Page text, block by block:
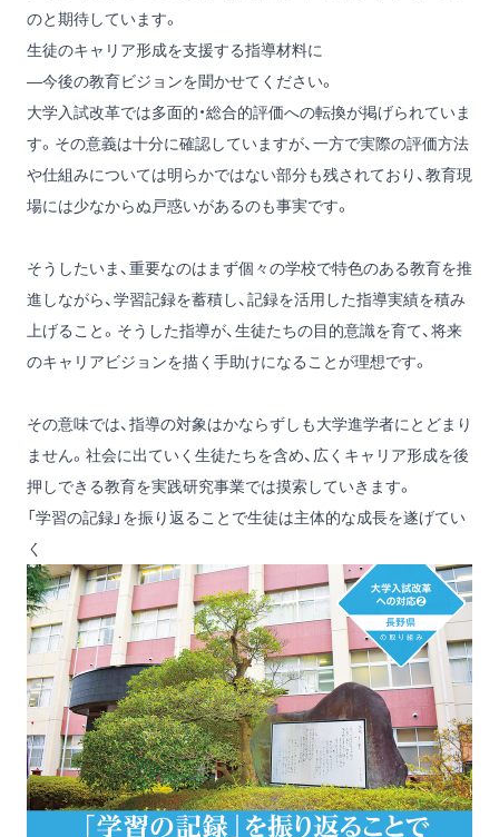
のと期待しています。
生徒のキャリア形成を支援する指導材料に
―今後の教育ビジョンを聞かせてください。
大学入試改革では多面的・総合的評価への転換が掲げられていま
す。その意義は十分に確認していますが、一方で実際の評価方法
や仕組みについては明らかではない部分も残されており、教育現
場には少なからぬ戸惑いがあるのも事実です。
そうしたいま、重要なのはまず個々の学校で特色のある教育を推
進しながら、学習記録を蓄積し、記録を活用した指導実績を積み
上げること。そうした指導が、生徒たちの目的意識を育て、将来
のキャリアビジョンを描く手助けになることが理想です。
その意味では、指導の対象はかならずしも大学進学者にとどまり
ません。社会に出ていく生徒たちを含め、広くキャリア形成を後
押しできる教育を実践研究事業では摸索していきます。
「学習の記録」を振り返ることで生徒は主体的な成長を遂げてい
く